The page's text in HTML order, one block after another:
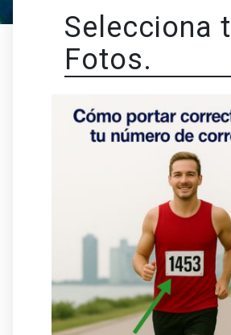
Selecciona
Fotos.